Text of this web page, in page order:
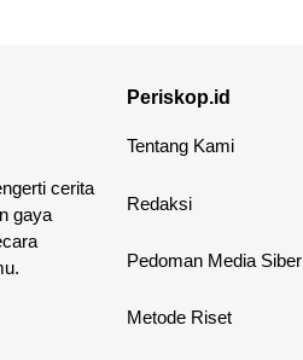
cerita
gaya
Periskop.id
Tentang Kami
Redaksi
Pedoman Media Siber
Metode Riset